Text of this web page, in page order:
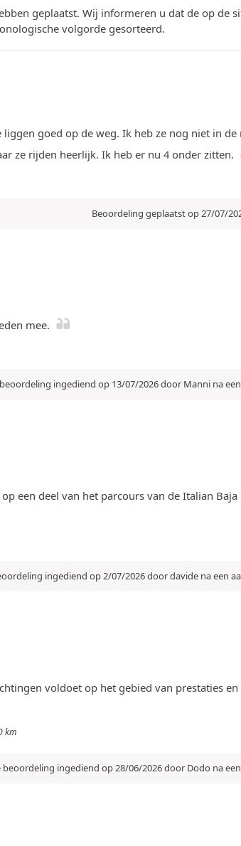
geplaatst. Wij informeren u dat de op de
volgorde gesorteerd.
goed op de weg. Ik heb ze nog niet in
ze rijden heerlijk. Ik heb er nu 4 onder zitten.
Beoordeling geplaatst op 27/07/
mee.
ingediend op 13/07/2026 door Manni na
een deel van het parcours van de Italian
ingediend op 2/07/2026 door davide na een
voldoet op het gebied van prestaties
km
beoordeling ingediend op 28/06/2026 door Dodo na